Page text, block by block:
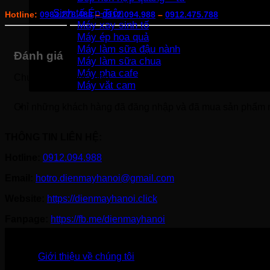
Sinh tố-Ép-Trộn
Máy xay sinh tố
Máy ép hoa quả
Máy làm sữa đậu nành
Máy làm sữa chua
Máy pha cafe
Máy vắt cam
Hotline: 0983.278.488–0912.094.988 – 0912.475.788
Đánh giá
Chưa có đánh giá nào.
0912.094.988
hotro.dienmayhanoi@gmail.com
https://dienmayhanoi.click
https://fb.me/dienmayhanoi
Giới thiệu về chúng tôi